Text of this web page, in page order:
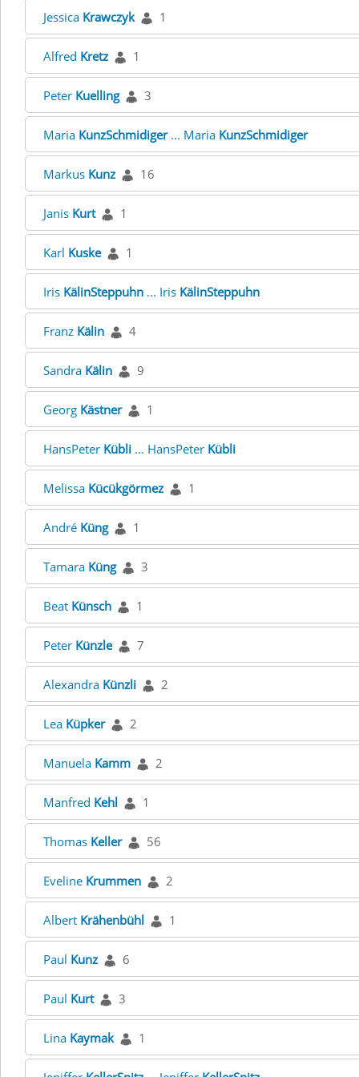
Jessica Krawczyk 1
Alfred Kretz 1
Peter Kuelling 3
Maria KunzSchmidiger... Maria KunzSchmidiger
Markus Kunz 16
Janis Kurt 1
Karl Kuske 1
Iris KälinSteppuhn ... Iris KälinSteppuhn
Franz Kälin 4
Sandra Kälin 9
Georg Kästner 1
HansPeter Kübli ... HansPeter Kübli
Melissa Kücükgörmez 1
André Küng 1
Tamara Küng 3
Beat Künsch 1
Peter Künzle 7
Alexandra Künzli 2
Lea Küpker 2
Manuela Kamm 2
Manfred Kehl 1
Thomas Keller 56
Eveline Krummen 2
Albert Krähenbühl 1
Paul Kunz 6
Paul Kurt 3
Lina Kaymak 1